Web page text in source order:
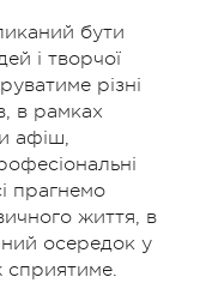
бути
і творчої
різні
в рамках
афіш,
прагнемо
життя, в
осередок у
сприятиме.